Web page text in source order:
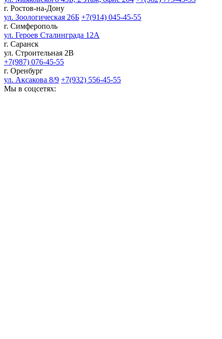
г. Ростов-на-Дону
ул. Зоологическая 26Б +7(914) 045-45-55
г. Симферополь
ул. Героев Сталинграда 12А
г. Саранск
ул. Строительная 2В
+7(987) 076-45-55
г. Оренбург
ул. Аксакова 8/9 +7(932) 556-45-55
Мы в соцсетях: